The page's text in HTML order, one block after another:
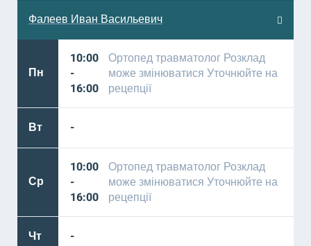
Фалеев Иван Васильевич
Пн
10:00
-
16:00
Ортопед травматолог Розклад
може змінюватися Уточнюйте на
рецепції
Вт -
Ср
10:00
-
16:00
Ортопед травматолог Розклад
може змінюватися Уточнюйте на
рецепції
Чт -